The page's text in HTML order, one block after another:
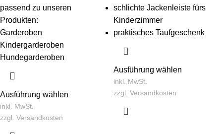
passend zu unseren
Produkten:
Garderoben
Kindergarderoben
Hundegarderoben
Ausführung wählen
inkl. MwSt.
zzgl. Versandkosten
schlichte Jackenleiste fürs
Kinderzimmer
praktisches Taufgeschenk
Ausführung wählen
inkl. MwSt.
zzgl. Versandkosten